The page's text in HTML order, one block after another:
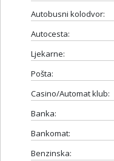
Autobusni kolodvor:
Autocesta:
Ljekarne:
Pošta:
Casino/Automat klub:
Banka:
Bankomat:
Benzinska: